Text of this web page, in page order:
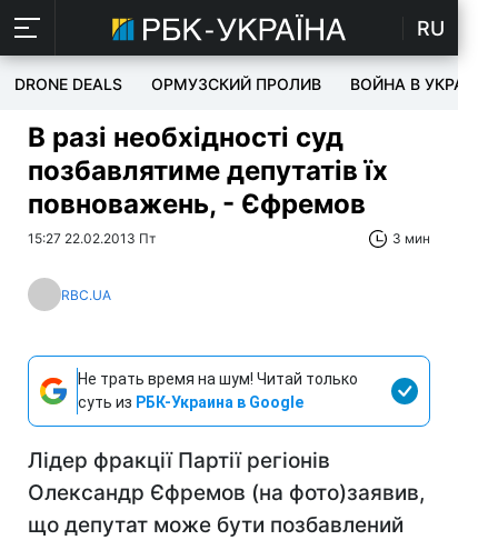
RU
DRONE DEALS ОРМУЗСКИЙ ПРОЛИВ ВОЙНА В УКРАИНЕ
В разі необхідності суд
позбавлятиме депутатів їх
повноважень, - Єфремов
15:27 22.02.2013 Пт 3 мин
RBC.UA
Не трать время на шум! Читай только
суть из РБК-Украина в Google
Лідер фракції Партії регіонів
Олександр Єфремов (на фото)заявив,
що депутат може бути позбавлений